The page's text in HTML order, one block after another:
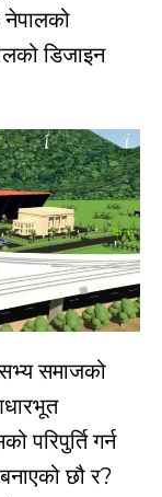
नेपालको
डिजाइन
समाजको
परिपुर्ति गर्न
छौ र?